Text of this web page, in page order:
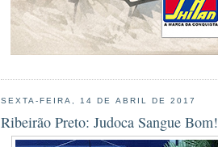
SEXTA-FEIRA, 14 DE ABRIL DE 2017
Ribeirão Preto: Judoca Sangue Bom!